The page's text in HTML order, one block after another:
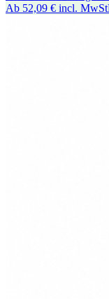
Ab 52,09 € incl. MwSt